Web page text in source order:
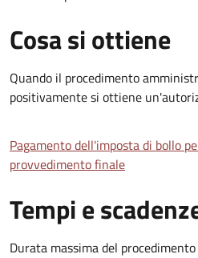
Cosa si ottiene
Quando il procedimento
positivamente si ottiene
Pagamento dell'imposta di bollo
provvedimento finale
Tempi e
Durata massima del